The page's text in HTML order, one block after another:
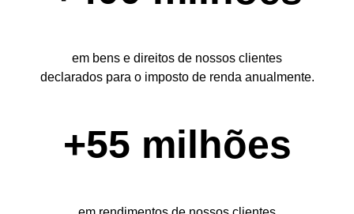
em bens e direitos de nossos clientes
declarados para o imposto de renda anualmente.
+55 milhões